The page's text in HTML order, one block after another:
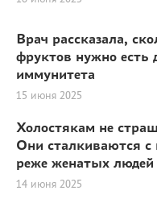
Врач рассказала,
фруктов нужно есть
иммунитета
15 июня 2025
Холостякам не
Они сталкиваются с
реже женатых людей
14 июня 2025